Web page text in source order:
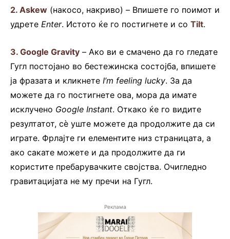
2. Askew (накосо, накриво) – Впишете го поимот и
удрете Enter. Истото ќе го постигнете и со Tilt.
3. Google Gravity – Ако ви е смачено да го гледате
Гугл постојано во бестежинска состојба, впишете
ја фразата и кликнете I’m feeling lucky. За да
можете да го постигнете ова, мора да имате
исклучено Google Instant. Откако ќе го видите
резултатот, сè уште можете да продолжите да си
играте. Фрлајте ги елементите низ страницата, а
ако сакате можете и да продолжите да ги
користите пребарувачките својства. Очигледно
гравитацијата не му пречи на Гугл.
Реклама